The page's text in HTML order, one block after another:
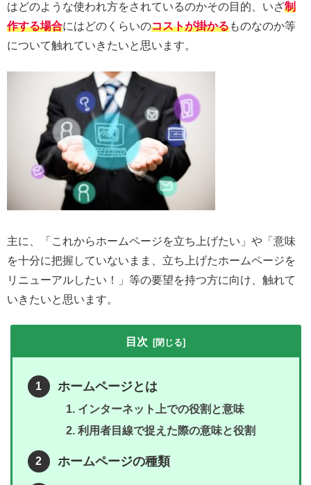
はどのような使われ方をされているのかその目的、いざ制
作する場合にはどのくらいのコストが掛かるものなのか等
について触れていきたいと思います。
主に、「これからホームページを立ち上げたい」や「意味
を十分に把握していないまま、立ち上げたホームページを
リニューアルしたい！」等の要望を持つ方に向け、触れて
いきたいと思います。
目次
ホームページとは
インターネット上での役割と意味
利用者目線で捉えた際の意味と役割
ホームページの種類